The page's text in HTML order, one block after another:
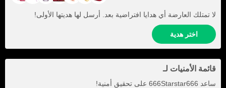
لا تمتلك العارضة أي هدايا افتراضية بعد. أرسل لها هديتها الأولى!
اختر هدية
قائمة الأمنيات لـ
ساعد 666Starstar666 على تحقيق أمنية!